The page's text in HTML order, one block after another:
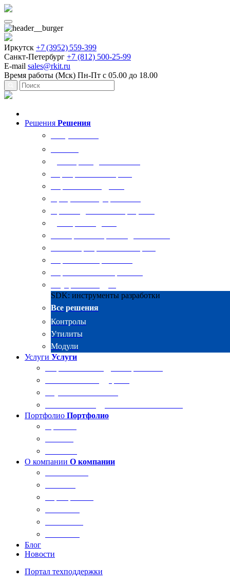
Иркутск +7 (3952) 559-399
Санкт-Петербург +7 (812) 500-25-99
E-mail sales@rkit.ru
Время работы (Мск) Пн-Пт с 05.00 до 18.00
Решения Решения
SDK: инструменты разработки
Все решения
Контролы
Утилиты
Модули
Услуги Услуги
Портфолио Портфолио
О компании О компании
Блог
Новости
Портал техподдержки